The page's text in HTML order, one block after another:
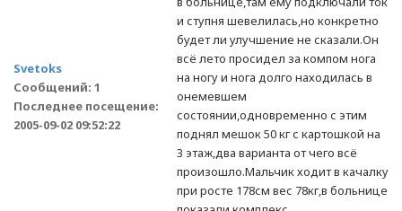
Svetoks
Сообщений: 1
Последнее посещение:
2005-09-02 09:52:22
и ступня шевелилась,но конкретно
будет ли улучшение не сказали.Он
всё лето просидел за компом нога
на ногу и нога долго находилась в
онемевшем
состоянии,одновременно с этим
поднял мешок 50 кг с картошкой на
3 этаж,два варианта от чего всё
произошло.Мальчик ходит в качалку
при росте 178см вес 78кг,в больнице